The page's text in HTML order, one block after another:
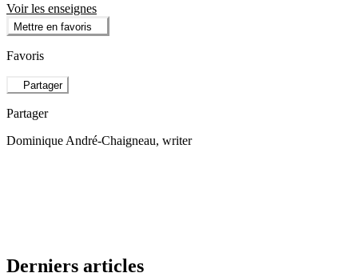
Voir les enseignes
Mettre en favoris
Favoris
Partager
Partager
Dominique André-Chaigneau, writer
Derniers articles